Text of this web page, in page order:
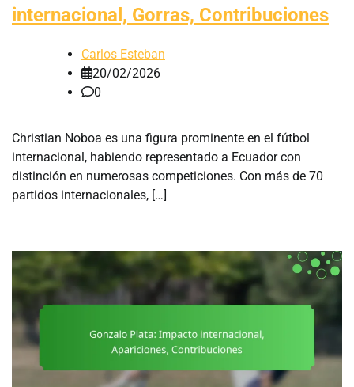
internacional, Gorras, Contribuciones
Carlos Esteban
20/02/2026
0
Christian Noboa es una figura prominente en el fútbol
internacional, habiendo representado a Ecuador con
distinción en numerosas competiciones. Con más de 70
partidos internacionales, […]